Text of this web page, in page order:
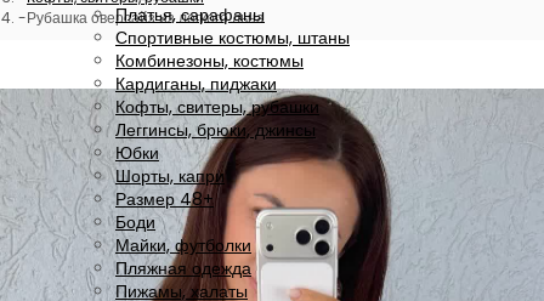
Платья, сарафаны
Спортивные костюмы, штаны
Комбинезоны, костюмы
Кардиганы, пиджаки
Кофты, свитеры, рубашки
Леггинсы, брюки, джинсы
Юбки
Шорты, капри
Размер 48+
Боди
Майки, футболки
Пляжная одежда
Пижамы, халаты
Рубашка оверсайз из легкого льна